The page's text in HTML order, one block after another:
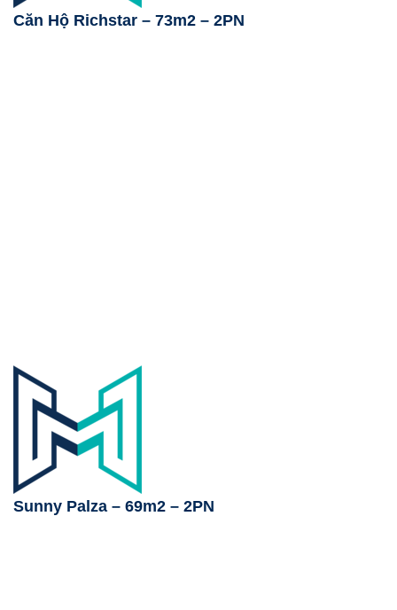
Căn Hộ Richstar – 73m2 – 2PN
Sunny Palza – 69m2 – 2PN